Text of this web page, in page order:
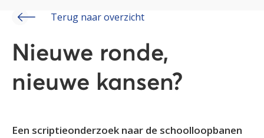
Terug naar overzicht
Nieuwe ronde,
nieuwe kansen?
Een scriptieonderzoek naar de schoolloopbanen